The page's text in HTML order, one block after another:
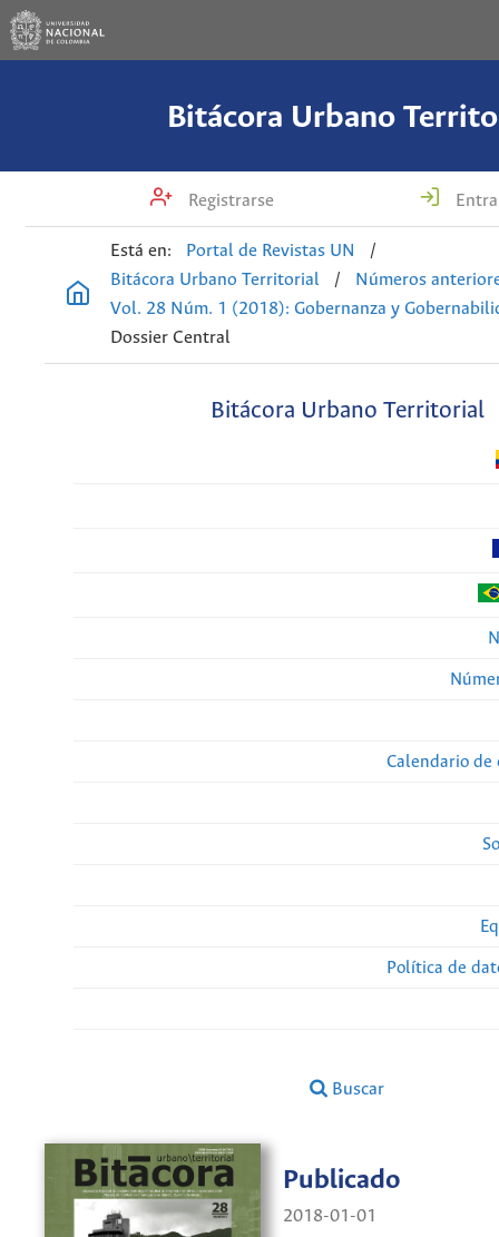
Bitácora Urbano
Registrarse
Está en: Portal de Revistas UN
/
Bitácora Urbano Territorial
/
Números
Vol. 28 Núm. 1 (2018): Gobernanza y
Dossier Central
Bitácora Urbano Territorial
Calendario de
Política de
Buscar
Publicado
2018-01-01